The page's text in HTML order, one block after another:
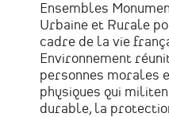
Ensembles
Urbaine et Rurale
cadre de la vie
Environnement
personnes morales
physiques qui
durable, la